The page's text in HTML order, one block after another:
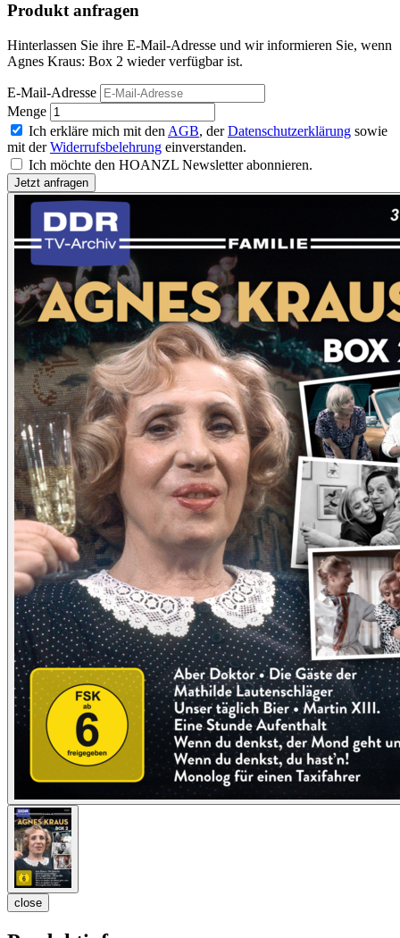
Produkt anfragen
Hinterlassen Sie ihre E-Mail-Adresse und wir informieren Sie, wenn
Agnes Kraus: Box 2 wieder verfügbar ist.
E-Mail-Adresse
Menge
Ich erkläre mich mit den AGB, derDatenschutzerklärung sowie
mit derWiderrufsbelehrung einverstanden.
Ich möchte den HOANZL Newsletter abonnieren.
close